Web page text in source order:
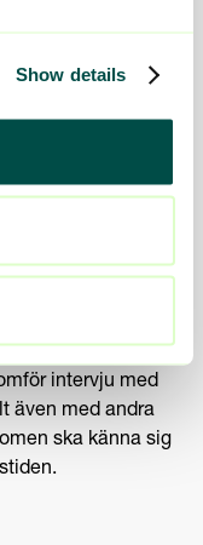
Show details
insatser med
Målet är att ge varje
ungdomen samt
intervju med
även med andra
ska känna sig